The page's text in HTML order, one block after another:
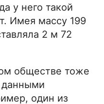
у него такой
Имея массу 199
2 м 72
обществе тоже
данными
один из